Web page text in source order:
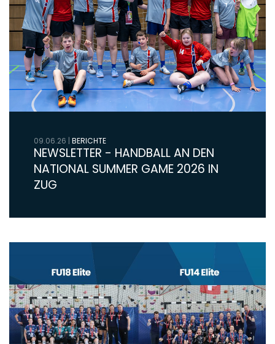
09.06.26 | BERICHTE
NEWSLETTER - HANDBALL AN DEN
NATIONAL SUMMER GAME 2026 IN
ZUG